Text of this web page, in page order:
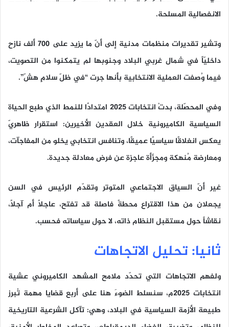
الانفصالية المسلحة.
وتشير تقديرات منظمات مدنية إلى أنّ ما يزيد على 700 ألف نازح
داخليّاً في شمال غربي البلاد وجنوبها لم يتمكنوا من التصويت،
فيما وُصفت العملية الانتخابية بأنها جرت “في ظلّ سلامٍ هشّ”.
وفي المحصّلة، بدتْ انتخابات 2025 امتدادًا للنمط الذي طبع الحياة
السياسية الكاميرونية خلال العقدين الأخيرين: استقرار ظاهريّ
يعكس انغلاقًا سياسيًا عميقًا، وتنافس انتخابي يخلو من المفاجآت،
ومعارضة مُنهكة ومجزّأة عاجزة عن فرض معادلة جديدة.
غير أنّ السياق الاجتماعي المتوتر وتقدّم الرئيس في السن
يجعلان من هذا الاقتراع محطةً فاصلة قد تفتح، عاجلاً أم آجلاً،
نقاشاً حول مستقبل النظام ذاته، لا حول سياساته فحسب.
ثانيا: تحليل الاتجاهات
ولفهم الاتجاهات التي تحدّد ملامح المشهد الكاميروني عشية
انتخابات 2025م، سنسلط الضوءَ هنا على أربع قضايا مهمة تُبرز
طبيعة الأزمة السياسية في البلاد، وهي: تآكل الشرعية التاريخية